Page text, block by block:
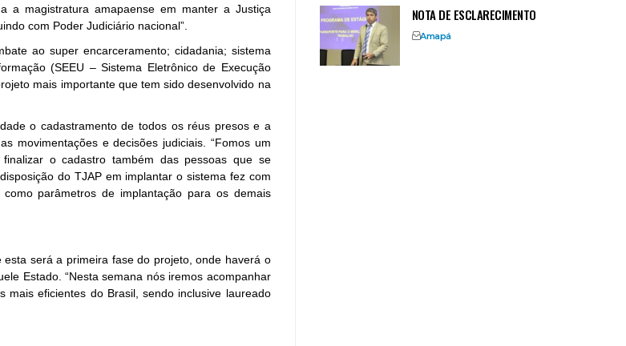
a magistratura amapaense em manter a Justiça
com Poder Judiciário nacional”.
ao super encarceramento; cidadania; sistema
(SEEU – Sistema Eletrônico de Execução
mais importante que tem sido desenvolvido na
o cadastramento de todos os réus presos e a
movimentações e decisões judiciais. “Fomos um
o cadastro também das pessoas que se
do TJAP em implantar o sistema fez com
parâmetros de implantação para os demais
será a primeira fase do projeto, onde haverá o
Estado. “Nesta semana nós iremos acompanhar
mais eficientes do Brasil, sendo inclusive laureado
NOTA DE ESCLARECIMENTO
Amapá